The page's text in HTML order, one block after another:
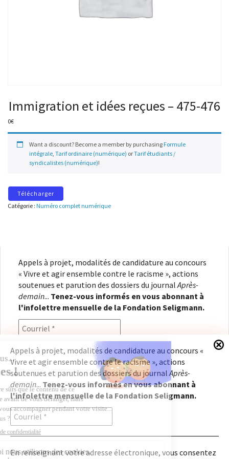
Immigration et idées reçues – 475-476
0€
Want a discount? Become a member by purchasing Formule
intégrale, Tarif ordinaire (numérique) orTarif étudiants /
syndicalistes (numérique)!
Télécharger
Catégorie : Numéro complet numérique
Appels à projet, modalités de candidature au concours
« Vivre et agir ensemble contre le racisme », actions
soutenues et parution des dossiers du journal Après-
demain... Tenez-vous informés en vous abonnant à
l'infolettre mensuelle de la Fondation Seligmann.
En renseignant votre adresse électronique, vous
consentez à recevoir l'infolettre de la Fondation
Seligmann, conformément à notrepolitique de
confidentialité. Il vous sera possible de vous
désabonner à tout moment.
Appels à projet, modalités de candidature au concours «
Vivre et agir ensemble contre le racisme », actions
soutenues et parution des dossiers du journalAprès-
demain... Tenez-vous informés en vous abonnant à
l'infolettre mensuelle de la Fondation Seligmann.
En renseignant votre adresse électronique, vous consentez